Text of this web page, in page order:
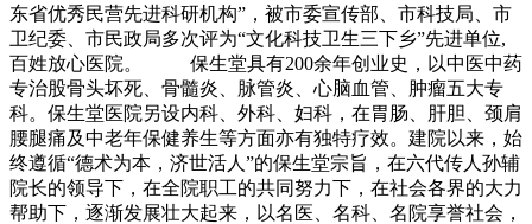
东省优秀民营先进科研机构”，被市委宣传部、市科技局、市
卫纪委、市民政局多次评为“文化科技卫生三下乡”先进单位,
百姓放心医院。 保生堂具有200余年创业史，以中医中药
专治股骨头坏死、骨髓炎、脉管炎、心脑血管、肿瘤五大专
科。保生堂医院另设内科、外科、妇科，在胃肠、肝胆、颈肩
腰腿痛及中老年保健养生等方面亦有独特疗效。建院以来，始
终遵循“德术为本，济世活人”的保生堂宗旨，在六代传人孙辅
院长的领导下，在全院职工的共同努力下，在社会各界的大力
帮助下，逐渐发展壮大起来，以名医、名科、名院享誉社会，